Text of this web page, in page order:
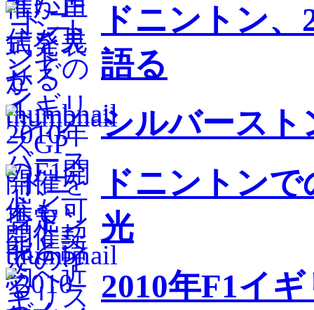
ドニントン
語る
シルバースト
ドニントン
光
2010年F1イ